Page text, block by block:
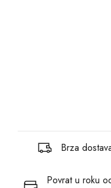
Brza
Povrat u roku